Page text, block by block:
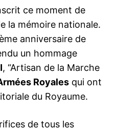
ce moment de
la mémoire nationale.
anniversaire de
un hommage
, “Artisan de la Marche
Royales qui ont
du Royaume.
de tous les